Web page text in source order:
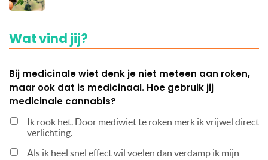
Wat vind jij?
Bij medicinale wiet denk je niet meteen aan roken,
maar ook dat is medicinaal. Hoe gebruik jij
medicinale cannabis?
Ik rook het. Door mediwiet te roken merk ik vrijwel direct
verlichting.
Als ik heel snel effect wil voelen dan verdamp ik mijn